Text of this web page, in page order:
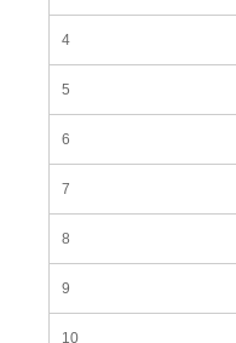
4
5
6
7
8
9
10